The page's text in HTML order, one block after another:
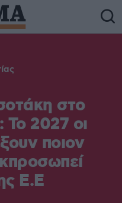
στο
2027 οι
ποιον
Ε.Ε